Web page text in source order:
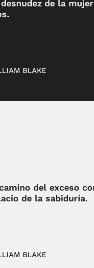
de la
BLAKE
del exceso
de la sabiduría.
BLAKE